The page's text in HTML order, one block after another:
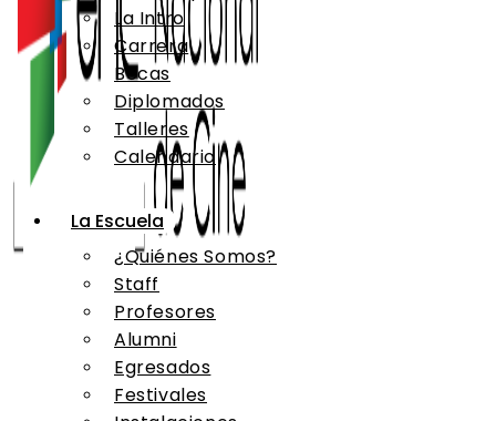
La Intro
Carrera
Becas
Diplomados
Talleres
Calendario
La Escuela
¿Quiénes Somos?
Staff
Profesores
Alumni
Egresados
Festivales